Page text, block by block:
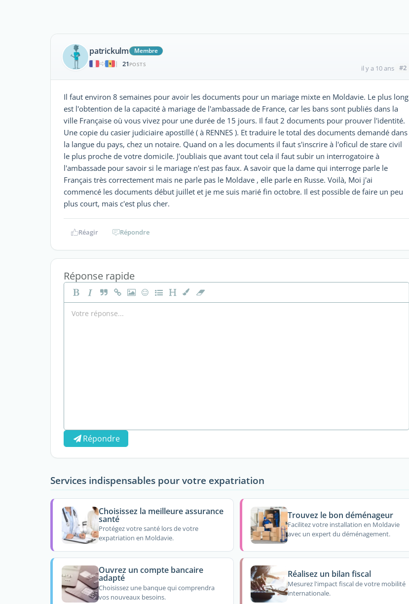
patrickulm
Membre
|
21 POSTS il y a 10 ans #2
Il faut environ 8 semaines pour avoir les documents pour un mariage mixte en Moldavie. Le plus long
est l'obtention de la capacité à mariage de l'ambassade de France, car les bans sont publiés dans la
ville Française où vous vivez pour une durée de 15 jours. Il faut 2 documents pour prouver l'identité.
Une copie du casier judiciaire apostillé ( à RENNES ). Et traduire le total des documents demandé dans
la langue du pays, chez un notaire. Quand on a les documents il faut s'inscrire à l'oficul de stare civil
le plus proche de votre domicile. J'oubliais que avant tout cela il faut subir un interrogatoire à
l'ambassade pour savoir si le mariage n'est pas faux. A savoir que la dame qui interroge parle le
Français très correctement mais ne parle pas le Moldave , elle parle en Russe. Voilà, Moi j'ai
commencé les documents début juillet et je me suis marié fin octobre. Il est possible de faire un peu
plus court, mais c'est plus cher.
Réagir Répondre
Réponse rapide
Répondre
Services indispensables pour votre expatriation
Choisissez la meilleure assurance
santé
Protégez votre santé lors de votre
expatriation en Moldavie.
Trouvez le bon déménageur
Facilitez votre installation en Moldavie
avec un expert du déménagement.
Ouvrez un compte bancaire
adapté
Choisissez une banque qui comprendra
vos nouveaux besoins.
Réalisez un bilan fiscal
Mesurez l'impact fiscal de votre mobilité
internationale.